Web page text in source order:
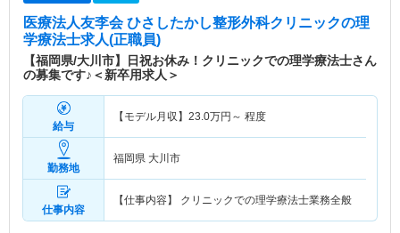
医療法人友李会 ひさしたかし整形外科クリニックの理
学療法士求人(正職員)
【福岡県/大川市】日祝お休み！クリニックでの理学療法士さん
の募集です♪＜新卒用求人＞
給与
【モデル月収】 23.0万円～ 程度
勤務地
福岡県 大川市
仕事内容
【仕事内容】 クリニックでの理学療法士業務全般